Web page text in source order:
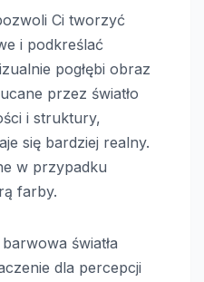
Ci tworzyć
i podkreślać
pogłębi obraz
przez światło
i struktury,
się bardziej realny.
w przypadku
farby.
światła
dla percepcji